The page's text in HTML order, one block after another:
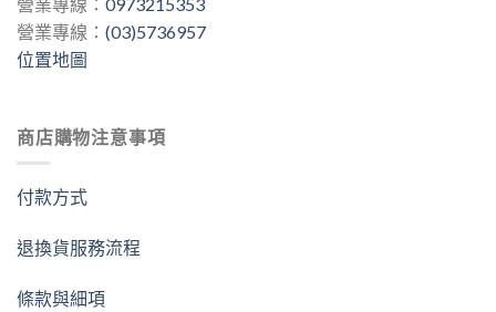
營業專線： (03)5736957
位置地圖
商店購物注意事項
付款方式
退換貨服務流程
條款與細項